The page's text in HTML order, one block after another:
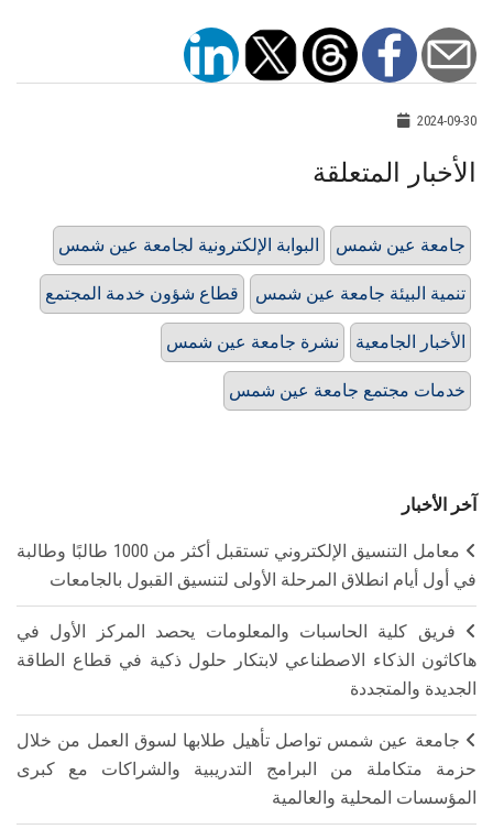
2024-09-30
الأخبار المتعلقة
البوابة الإلكترونية لجامعة عين شمس جامعة عين شمس
قطاع شؤون خدمة المجتمع تنمية البيئة جامعة عين شمس
نشرة جامعة عين شمس الأخبار الجامعية
خدمات مجتمع جامعة عين شمس
آخر الأخبار
معامل التنسيق الإلكتروني تستقبل أكثر من 1000 طالبًا وطالبة
في أول أيام انطلاق المرحلة الأولى لتنسيق القبول بالجامعات
فريق كلية الحاسبات والمعلومات يحصد المركز الأول في
هاكاثون الذكاء الاصطناعي لابتكار حلول ذكية في قطاع الطاقة
الجديدة والمتجددة
جامعة عين شمس تواصل تأهيل طلابها لسوق العمل من خلال
حزمة متكاملة من البرامج التدريبية والشراكات مع كبرى
المؤسسات المحلية والعالمية